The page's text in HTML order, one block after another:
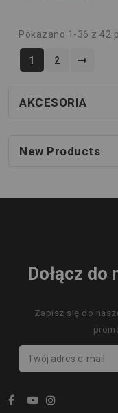
Pokazano 1-36 z 42
1 2
AKCESORIA
New Products
Dołącz
Zapisz się do